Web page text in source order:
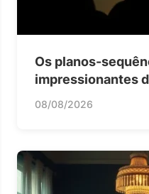
Os planos-
impressionantes
08/08/2026